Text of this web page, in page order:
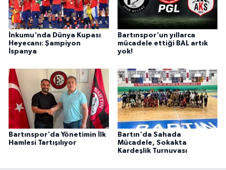
İnkumu'nda Dünya Kupası
Heyecanı: Şampiyon
İspanya
Bartınspor'un yıllarca
mücadele ettiği BAL artık
yok!
Bartınspor'da Yönetimin İlk
Hamlesi Tartışılıyor
Bartın'da Sahada
Mücadele, Sokakta
Kardeşlik Turnuvası